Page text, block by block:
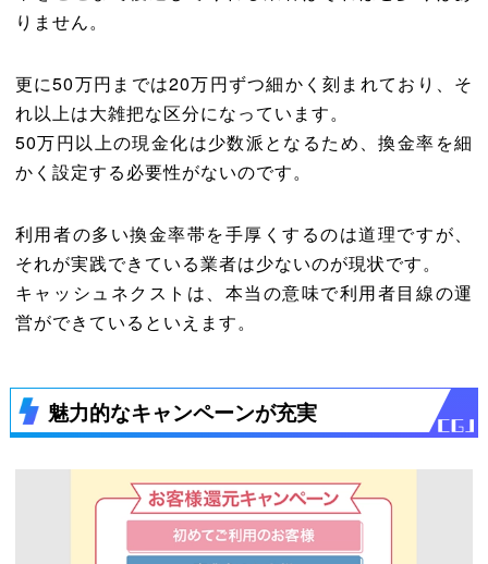
りません。
更に50万円までは20万円ずつ細かく刻まれており、そ
れ以上は大雑把な区分になっています。
50万円以上の現金化は少数派となるため、換金率を細
かく設定する必要性がないのです。
利用者の多い換金率帯を手厚くするのは道理ですが、
それが実践できている業者は少ないのが現状です。
キャッシュネクストは、本当の意味で利用者目線の運
営ができているといえます。
魅力的なキャンペーンが充実